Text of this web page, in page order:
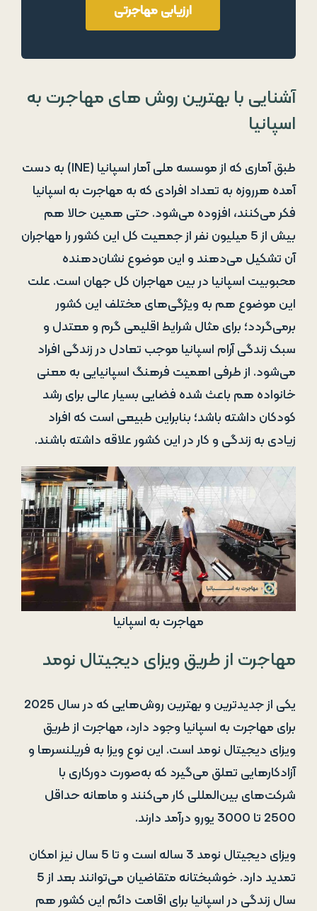
ارزیابی مهاجرتی
آشنایی با بهترین روش های مهاجرت به
اسپانیا
طبق آماری که از موسسه ملی آمار اسپانیا (INE) به دست
آمده هرروزه به تعداد افرادی که به مهاجرت به اسپانیا
فکر می‌کنند، افزوده می‌شود. حتی همین حالا هم
بیش از 5 میلیون نفر از جمعیت کل این کشور را مهاجران
آن تشکیل می‌دهند و این موضوع نشان‌دهنده
محبوبیت اسپانیا در بین مهاجران کل جهان است. علت
این موضوع هم به ویژگی‌های مختلف این کشور
برمی‌گردد؛ برای مثال شرایط اقلیمی گرم و معتدل و
سبک زندگی آرام اسپانیا موجب تعادل در زندگی افراد
می‌شود. از طرفی اهمیت فرهنگ اسپانیایی به معنی
خانواده هم باعث شده فضایی بسیار عالی برای رشد
کودکان داشته باشد؛ بنابراین طبیعی است که افراد
زیادی به زندگی و کار در این کشور علاقه داشته باشند.
مهاجرت به اسپانیا
مهاجرت از طریق ویزای دیجیتال نومد
یکی از جدیدترین و بهترین روش‌هایی که در سال 2025
برای مهاجرت به اسپانیا وجود دارد، مهاجرت از طریق
ویزای دیجیتال نومد است. این نوع ویزا به فریلنسرها و
آزادکارهایی تعلق می‌گیرد که به‌صورت دورکاری با
شرکت‌های بین‌المللی کار می‌کنند و ماهانه حداقل
2500 تا 3000 یورو درآمد دارند.
ویزای دیجیتال نومد 3 ساله است و تا 5 سال نیز امکان
تمدید دارد. خوشبختانه متقاضیان می‌توانند بعد از 5
سال زندگی در اسپانیا برای اقامت دائم این کشور هم